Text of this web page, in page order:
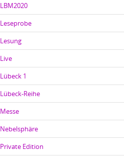
LBM2020
Leseprobe
Lesung
Live
Lübeck 1
Lübeck-Reihe
Messe
Nebelsphäre
Private Edition